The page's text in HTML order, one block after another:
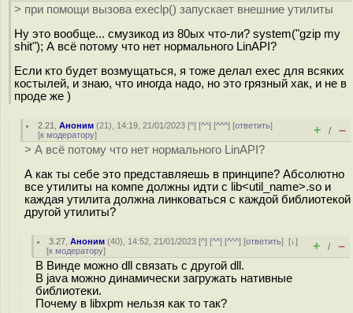
> при помощи вызова execlp() запускает внешние утилиты
Ну это вообще... смузикод из 80ых что-ли? system("gzip my
shit"); А всё потому что нет нормального LinAPI?
Если кто будет возмущаться, я тоже делал exec для всяких
костылей, и знаю, что иногда надо, но это грязный хак, и не в
проде же )
2.21 ,Аноним (21), 14:19, 21/01/2023 [^] [^^] [^^^] [ответить]
[к модератору] + / –
> А всё потому что нет нормального LinAPI?
А как ты себе это представляешь в принципе? Абсолютно
все утилиты на компе должны идти с lib<util_name>.so и
каждая утилита должна линковаться с каждой библиотекой
другой утилиты?
3.27 ,Аноним (40), 14:52, 21/01/2023 [^] [^^] [^^^] [ответить][↓]
[к модератору] + / –
В Винде можно dll связать с другой dll.
В java можно динамически загружать нативные
библиотеки.
Почему в libxpm нельзя как то так?